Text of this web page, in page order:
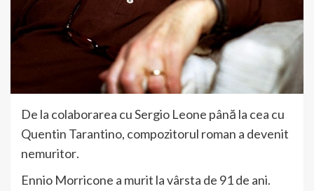
De la colaborarea cu Sergio Leone până la cea cu
Quentin Tarantino, compozitorul roman a devenit
nemuritor.
Ennio Morricone a murit la vârsta de 91 de ani.